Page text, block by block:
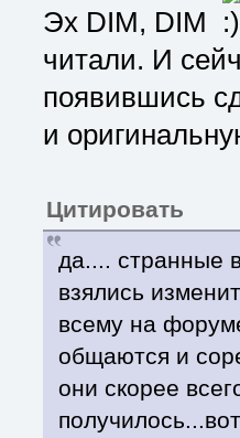
Эх DIM, DIM
читали. И
появившись
и
Цитировать
да.... странные
взялись
всему на
общаются и
они скорее